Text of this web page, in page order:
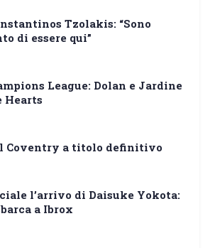
Tzolakis: “Sono
di essere qui”
League: Dolan e Jardine
Hearts
Coventry a titolo definitivo
l’arrivo di Daisuke Yokota:
a Ibrox